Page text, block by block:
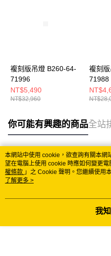
複刻版吊燈 B260-64-
71996
NT$5,490
NT$32,960
複刻
71988
你可能有興趣的商品全站
熱門標籤
本網站中使用 cookie，欲查詢有關本網
望在電腦上使用 cookie 時應如何變更
權條款 」之 Cookie 聲明。您繼續使用
用條款之 Cookie 聲明使用 cookie。
了解更多 >
我